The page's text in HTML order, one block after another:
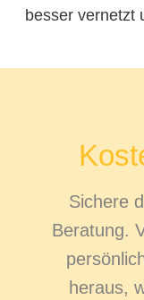
besser vernetzt
Sichere
Beratung.
heraus,